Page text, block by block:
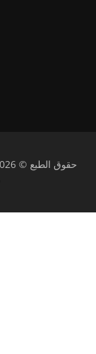
حقوق الطبع © 2026 منصة المدرسة الذكية الفلسطينية